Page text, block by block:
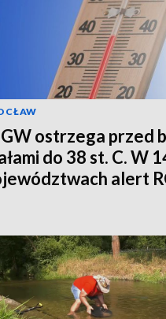
ostrzega przed
do 38 st. C. W
alert